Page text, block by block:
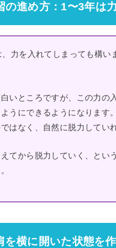
の進め方：1〜3年は
力を入れてしまっても構い
いところですが、この力の
うにできるようになります
はなく、自然に脱力してい
てから脱力していく、とい
横に開いた状態を